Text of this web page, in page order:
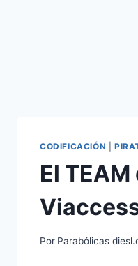
CODIFICACIÓN
El
Por Parabólicas